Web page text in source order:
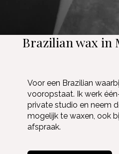
Brazilian wax in
Voor een Brazilian
vooropstaat. Ik werk
private studio en neem
mogelijk te waxen, ook
afspraak.